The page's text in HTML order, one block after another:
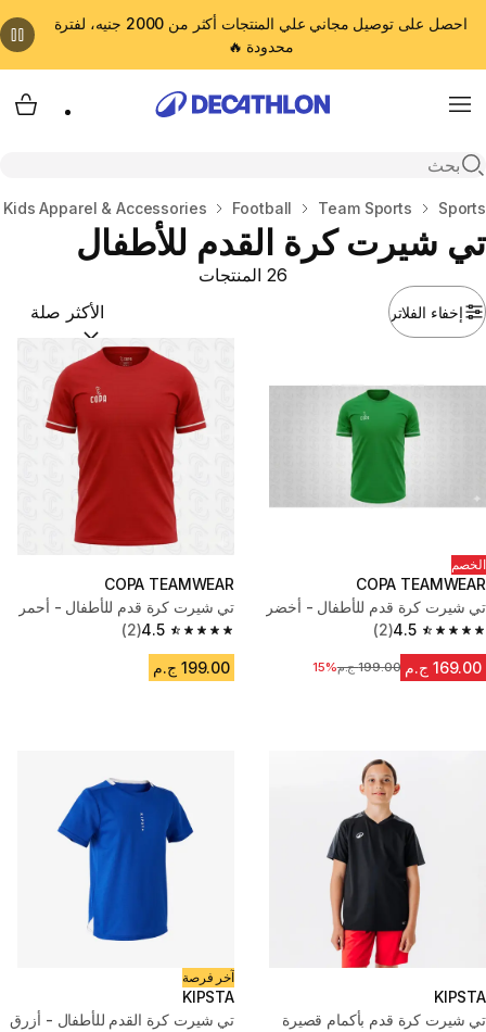
احصل على توصيل مجاني علي المنتجات أكثر من 2000 جنيه، لفترة
محدودة 🔥
Menu
Open search
المنزل
Sports
Team Sports
Football
Kids Apparel & Accessories
تي شيرت كرة القدم للأطفال
إخفاء الفلاتر
26 المنتجات
ترتيب حسب:
الخصم
COPA TEAMWEAR
تي شيرت كرة قدم للأطفال - أخضر
4.5
4.5 out of 5 stars from 2 reviews
(2)
169.00 ج.م السعر قبل التخفيض
199.00 ج.م 15%
COPA TEAMWEAR
تي شيرت كرة قدم للأطفال - أحمر
4.5
4.5 out of 5 stars from 2 reviews
(2)
199.00 ج.م
KIPSTA
تي شيرت كرة قدم بأكمام قصيرة
آخر فرصة
KIPSTA
تي شيرت كرة القدم للأطفال - أزرق